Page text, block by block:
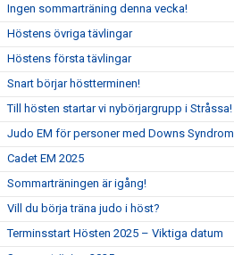
Ingen sommarträning denna vecka!
Höstens övriga tävlingar
Höstens första tävlingar
Snart börjar höstterminen!
Till hösten startar vi nybörjargrupp i Stråssa!
Judo EM för personer med Downs Syndrom
Cadet EM 2025
Sommarträningen är igång!
Vill du börja träna judo i höst?
Terminsstart Hösten 2025 – Viktiga datum